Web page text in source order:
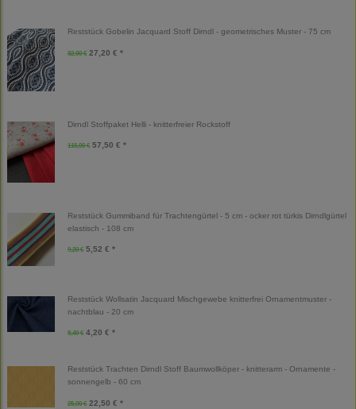
Reststück Gobelin Jacquard Stoff Dirndl - geometrisches Muster - 75 cm
32,00 € 27,20 € *
Dirndl Stoffpaket Helli - knitterfreier Rockstoff
115,00 € 57,50 € *
Reststück Gummiband für Trachtengürtel - 5 cm - ocker rot türkis Dirndlgürtel
elastisch - 108 cm
9,20 € 5,52 € *
Reststück Wollsatin Jacquard Mischgewebe knitterfrei Ornamentmuster -
nachtblau - 20 cm
8,40 € 4,20 € *
Reststück Trachten Dirndl Stoff Baumwollköper - knitterarm - Ornamente -
sonnengelb - 60 cm
25,00 € 22,50 € *